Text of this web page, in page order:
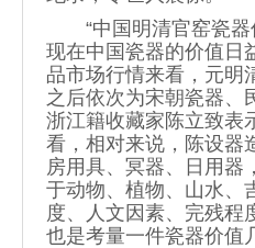
“中国明清官窑瓷器
现在中国瓷器的价值日
品市场行情来看，元明
之后依次为宋朝瓷器、
浙江籍收藏家陈立致表
看，相对来说，陈设器
房用具、冥器、日用器
于动物、植物、山水、
度、人文因素、完残程
也是考量一件瓷器价值